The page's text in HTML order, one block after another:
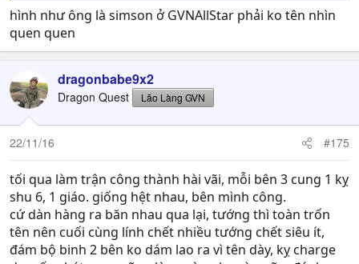
hình như ông là simson ở GVNAllStar phải ko tên nhìn
quen quen
dragonbabe9x2
Dragon Quest Lão Làng GVN
22/11/16 #175
tối qua làm trận công thành hài vãi, mỗi bên 3 cung 1 kỵ
shu 6, 1 giáo. giống hệt nhau, bên mình công.
cứ dàn hàng ra băn nhau qua lại, tướng thì toàn trốn
tên nên cuối cùng lính chết nhiều tướng chết siêu ít,
đám bộ binh 2 bên ko dám lao ra vì tên dày, kỵ charge